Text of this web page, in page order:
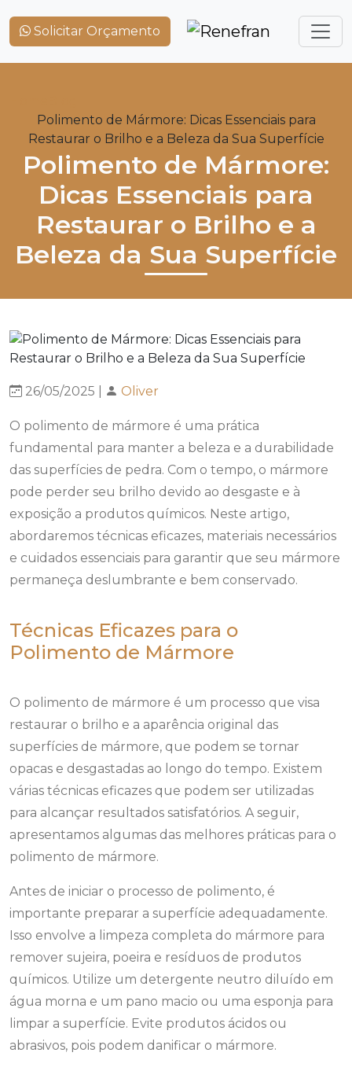
Solicitar Orçamento
Polimento de Mármore: Dicas Essenciais para
Restaurar o Brilho e a Beleza da Sua Superfície
Polimento de Mármore:
Dicas Essenciais para
Restaurar o Brilho e a
Beleza da Sua Superfície
26/05/2025 | Oliver
O polimento de mármore é uma prática
fundamental para manter a beleza e a durabilidade
das superfícies de pedra. Com o tempo, o mármore
pode perder seu brilho devido ao desgaste e à
exposição a produtos químicos. Neste artigo,
abordaremos técnicas eficazes, materiais necessários
e cuidados essenciais para garantir que seu mármore
permaneça deslumbrante e bem conservado.
Técnicas Eficazes para o
Polimento de Mármore
O polimento de mármore é um processo que visa
restaurar o brilho e a aparência original das
superfícies de mármore, que podem se tornar
opacas e desgastadas ao longo do tempo. Existem
várias técnicas eficazes que podem ser utilizadas
para alcançar resultados satisfatórios. A seguir,
apresentamos algumas das melhores práticas para o
polimento de mármore.
Antes de iniciar o processo de polimento, é
importante preparar a superfície adequadamente.
Isso envolve a limpeza completa do mármore para
remover sujeira, poeira e resíduos de produtos
químicos. Utilize um detergente neutro diluído em
água morna e um pano macio ou uma esponja para
limpar a superfície. Evite produtos ácidos ou
abrasivos, pois podem danificar o mármore.